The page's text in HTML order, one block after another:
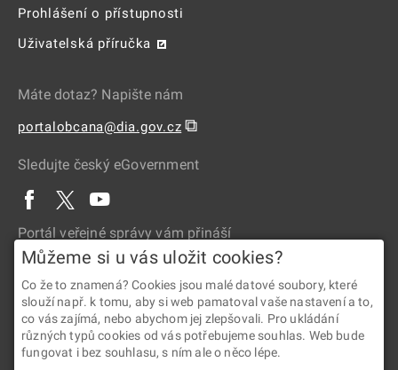
Prohlášení o přístupnosti
Uživatelská příručka
Máte dotaz? Napište nám
portalobcana@dia.gov.cz ⧉
Sledujte český eGovernment
Portál veřejné správy vám přináší
Můžeme si u vás uložit cookies?
Co že to znamená? Cookies jsou malé datové soubory, které
slouží např. k tomu, aby si web pamatoval vaše nastavení a to,
co vás zajímá, nebo abychom jej zlepšovali. Pro ukládání
různých typů cookies od vás potřebujeme souhlas. Web bude
fungovat i bez souhlasu, s ním ale o něco lépe.